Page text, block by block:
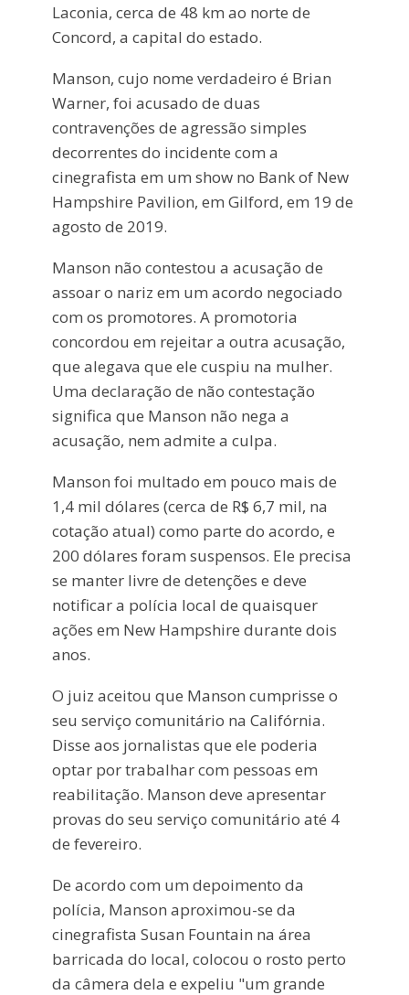
Laconia, cerca de 48 km ao norte de
Concord, a capital do estado.
Manson, cujo nome verdadeiro é Brian
Warner, foi acusado de duas
contravenções de agressão simples
decorrentes do incidente com a
cinegrafista em um show no Bank of New
Hampshire Pavilion, em Gilford, em 19 de
agosto de 2019.
Manson não contestou a acusação de
assoar o nariz em um acordo negociado
com os promotores. A promotoria
concordou em rejeitar a outra acusação,
que alegava que ele cuspiu na mulher.
Uma declaração de não contestação
significa que Manson não nega a
acusação, nem admite a culpa.
Manson foi multado em pouco mais de
1,4 mil dólares (cerca de R$ 6,7 mil, na
cotação atual) como parte do acordo, e
200 dólares foram suspensos. Ele precisa
se manter livre de detenções e deve
notificar a polícia local de quaisquer
ações em New Hampshire durante dois
anos.
O juiz aceitou que Manson cumprisse o
seu serviço comunitário na Califórnia.
Disse aos jornalistas que ele poderia
optar por trabalhar com pessoas em
reabilitação. Manson deve apresentar
provas do seu serviço comunitário até 4
de fevereiro.
De acordo com um depoimento da
polícia, Manson aproximou-se da
cinegrafista Susan Fountain na área
barricada do local, colocou o rosto perto
da câmera dela e expeliu "um grande